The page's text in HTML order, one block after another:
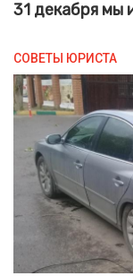
31 декабря мы
СОВЕТЫ ЮРИСТА